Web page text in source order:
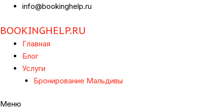
info@bookinghelp.ru
BOOKINGHELP.RU
Главная
Блог
Услуги
Бронирование Мальдивы
Меню